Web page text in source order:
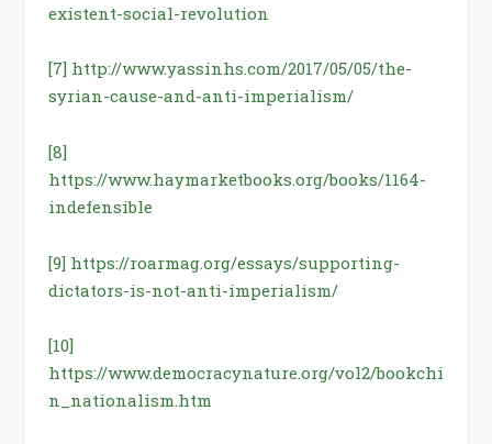
existent-social-revolution
[7] http://www.yassinhs.com/2017/05/05/the-
syrian-cause-and-anti-imperialism/
[8]
https://www.haymarketbooks.org/books/1164-
indefensible
[9] https://roarmag.org/essays/supporting-
dictators-is-not-anti-imperialism/
[10]
https://www.democracynature.org/vol2/bookchi
n_nationalism.htm